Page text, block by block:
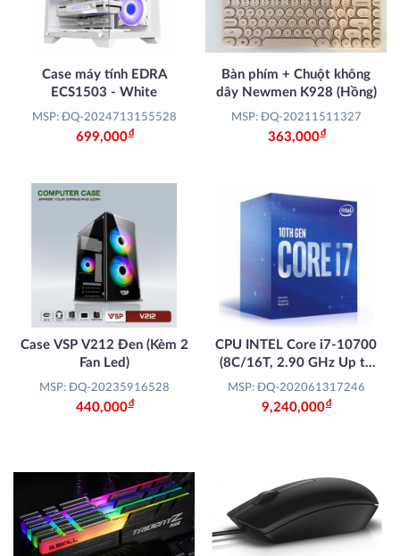
Case máy tính EDRA
ECS1503 - White
MSP: ĐQ-2024713155528
699,000Đ
Bàn phím + Chuột không
dây Newmen K928 (Hồng)
MSP: ĐQ-20211511327
363,000Đ
Case VSP V212 Đen (Kèm 2
Fan Led)
MSP: ĐQ-20235916528
440,000Đ
CPU INTEL Core i7-10700
(8C/16T, 2.90 GHz Up to
4.80 GHz, 16MB)
MSP: ĐQ-202061317246
9,240,000Đ